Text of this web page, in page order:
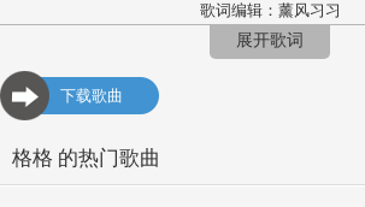
歌词编辑：薰风习习
QQ：335020326
听你为我唱情歌很有味道
吃你包的三鲜水饺很有味道
展开歌词
下载歌曲
格格 的热门歌曲